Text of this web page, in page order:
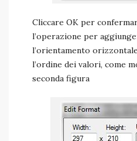
Cliccare OK per
l’operazione per
l’orientamento
l’ordine dei valori, come
seconda figura